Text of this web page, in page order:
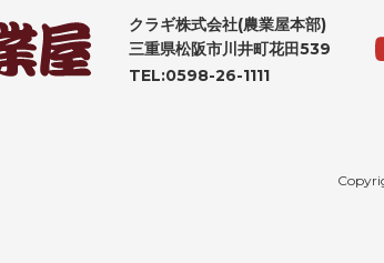
クラギ株式会社(農業屋本部)
三重県松阪市川井町花田539
TEL:0598-26-1111